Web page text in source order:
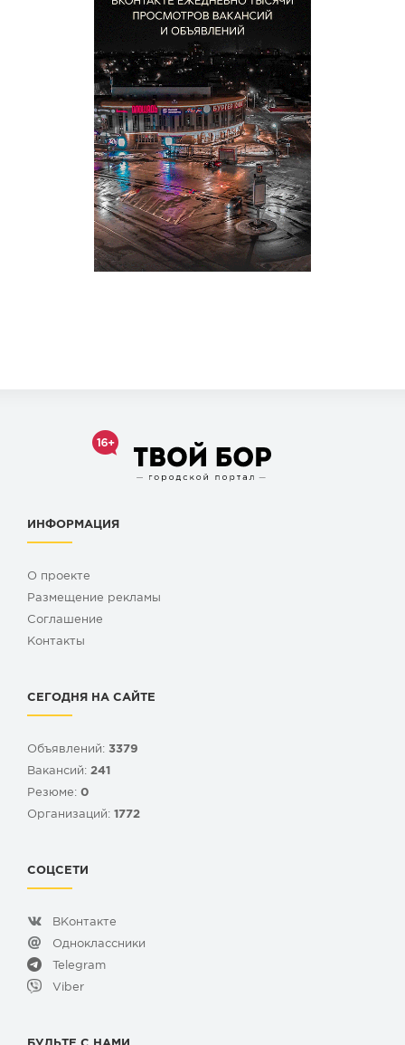
ИНФОРМАЦИЯ
О проекте
Размещение рекламы
Cоглашение
Контакты
СЕГОДНЯ НА САЙТЕ
Объявлений: 3379
Вакансий: 241
Резюме: 0
Организаций: 1772
СОЦСЕТИ
ВКонтакте
Одноклассники
Telegram
Viber